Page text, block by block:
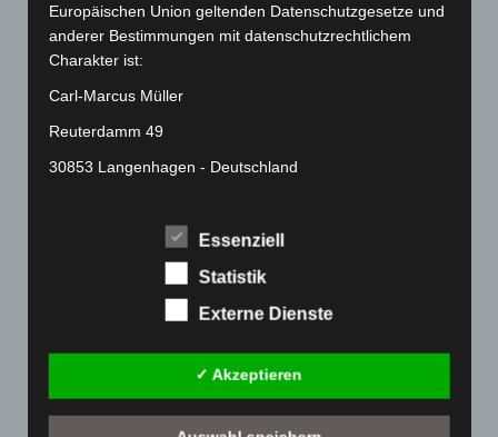
Januar 2022(190)
Dezember 2021
(204)
März 2021(228)
Januar 2021(192)
Europäischen Union geltenden Datenschutzgesetze und
anderer Bestimmungen mit datenschutzrechtlichem
Charakter ist:
Carl-Marcus Müller
Reuterdamm 49
30853 Langenhagen - Deutschland
Fax: 0511-866 789 33
Die Internetseiten verwenden Cookies. Cookies sind
einem Computersystem abgelegt und gespeichert
Essenziell
Statistik
Externe Dienste
✓ Akzeptieren